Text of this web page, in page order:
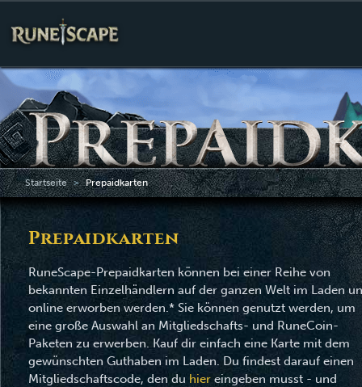
Startseite Prepaidkarten
Prepaidkarten
RuneScape-Prepaidkarten können bei einer Reihe von
bekannten Einzelhändlern auf der ganzen Welt im Laden
online erworben werden.* Sie können genutzt werden, um
eine große Auswahl an Mitgliedschafts- und RuneCoin-
Paketen zu erwerben. Kauf dir einfach eine Karte mit dem
gewünschten Guthaben im Laden. Du findest darauf einen
Mitgliedschaftscode, den du hier eingeben musst - und